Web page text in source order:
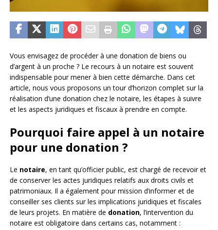
Vous envisagez de procéder à une donation de biens ou
d’argent à un proche ? Le recours à un notaire est souvent
indispensable pour mener à bien cette démarche. Dans cet
article, nous vous proposons un tour d’horizon complet sur la
réalisation d’une donation chez le notaire, les étapes à suivre
et les aspects juridiques et fiscaux à prendre en compte.
Pourquoi faire appel à un notaire
pour une donation ?
Le notaire, en tant qu’officier public, est chargé de recevoir et
de conserver les actes juridiques relatifs aux droits civils et
patrimoniaux. Il a également pour mission d’informer et de
conseiller ses clients sur les implications juridiques et fiscales
de leurs projets. En matière de donation, l’intervention du
notaire est obligatoire dans certains cas, notamment :